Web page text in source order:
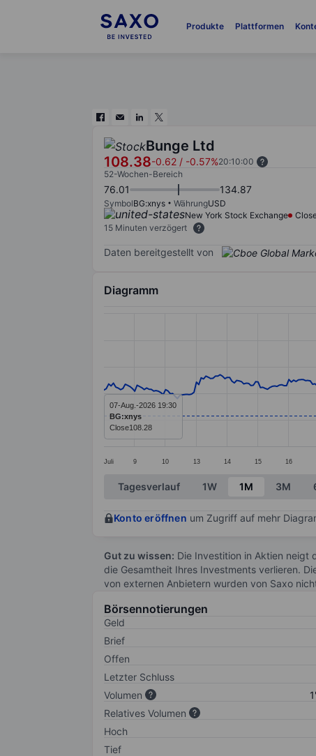
Produkte Plattformen
Bunge Ltd
108.38-0.62 / -0.57%20:10:00
52-Wochen-Bereich
76.01 134.87
SymbolBG:xnys WährungUSD
New York Stock Exchange
15 Minuten verzögert
Daten bereitgestellt von
Diagramm
The chart has 1 X axis displaying
The chart has 1 Y axis displaying
Juli 9 10 13 14 15 16
07-Aug.-2026 19:30
BG:xnys
Close108.28
End of interactive chart.
Tagesverlauf 1W 1M 3M
Konto eröffnen um Zugriff auf mehr
Gut zu wissen: Die Investition in Aktien neigt
die Gesamtheit Ihres Investments verlieren.
von externen Anbietern wurden von Saxo
Börsennotierungen
Geld
Brief
Offen
Letzter Schluss
Volumen
Relatives Volumen
Hoch
Tief